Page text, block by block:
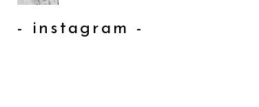
- instagram -